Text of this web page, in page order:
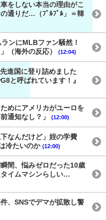
をしない本当の理由がこ
通りだ…（ﾌﾞﾙﾌﾞﾙ」＝韓
ンにMLBファン騒然！
（海外の反応）
(12:04)
進国に登り詰めました
と呼ばれています！』
めにアメリカがユーロを
通知なし？」
(12:00)
なんだけど」姪の学費
冷たいのか (12:00)
間、悩みゼロだった10歳
イムマシンらしい…
、SNSでデマが拡散し警